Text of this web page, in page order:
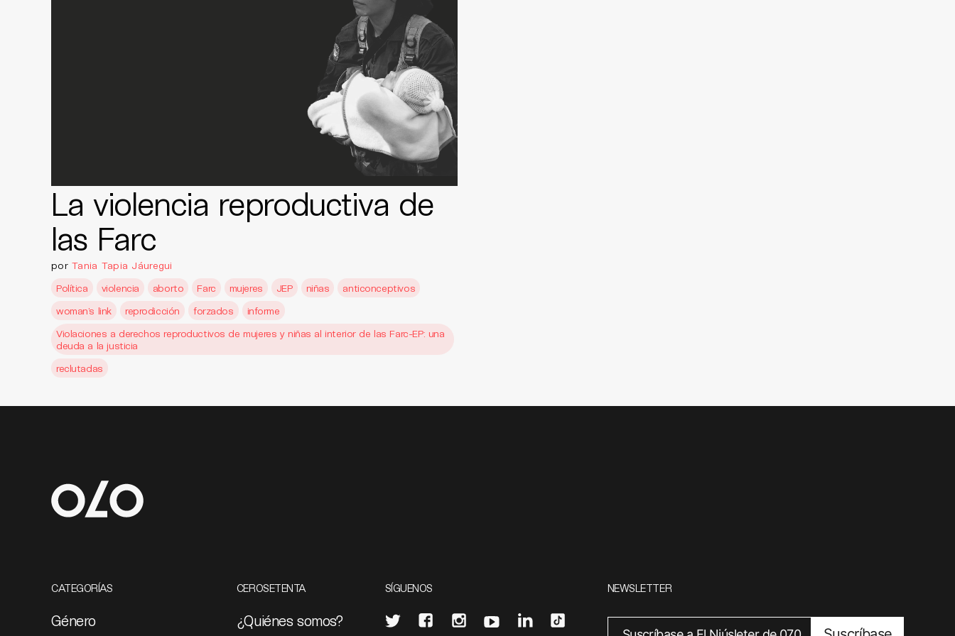
La violencia reproductiva de
las Farc
porTania Tapia Jáuregui
Política
violencia aborto Farc mujeres JEP niñas
anticonceptivos
woman's link
reprodicción forzados
informe
Violaciones a derechos reproductivos de mujeres y niñas al interior de las Farc-EP: una
deuda a la justicia
reclutadas
CATEGORÍAS
Género
CEROSETENTA
¿Quiénes somos?
SÍGUENOS NEWSLETTER